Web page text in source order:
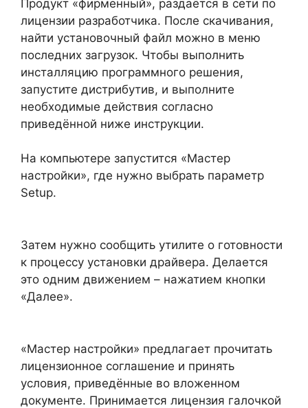
Продукт «фирменный», раздаётся в сети по
лицензии разработчика. После скачивания,
найти установочный файл можно в меню
последних загрузок. Чтобы выполнить
инсталляцию программного решения,
запустите дистрибутив, и выполните
необходимые действия согласно
приведённой ниже инструкции.
На компьютере запустится «Мастер
настройки», где нужно выбрать параметр
Setup.
Затем нужно сообщить утилите о готовности
к процессу установки драйвера. Делается
это одним движением – нажатием кнопки
«Далее».
«Мастер настройки» предлагает прочитать
лицензионное соглашение и принять
условия, приведённые во вложенном
документе. Принимается лицензия галочкой